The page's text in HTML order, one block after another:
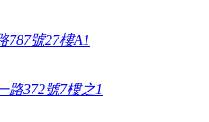
787號27樓A1
路372號7樓之1